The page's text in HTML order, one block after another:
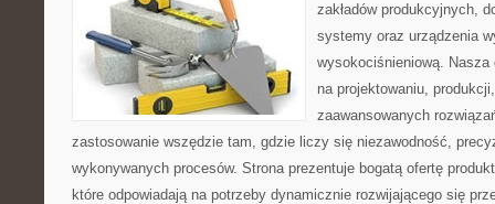
zakładów produkcyjnych,
systemy oraz urządzenia
wysokociśnieniową. Nasza
na projektowaniu,
zaawansowanych
zastosowanie wszędzie tam, gdzie liczy się niezawodność,
wykonywanych procesów. Strona prezentuje bogatą ofertę
które odpowiadają na potrzeby dynamicznie rozwijającego się